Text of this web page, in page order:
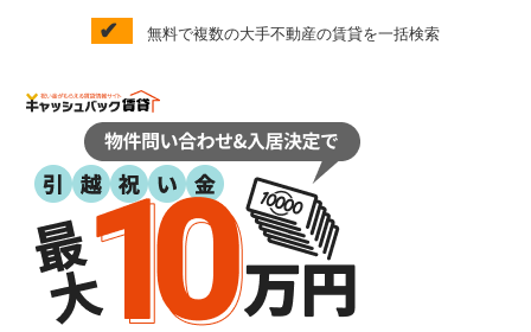
✔ 無料で複数の大手不動産の賃貸を一括検索